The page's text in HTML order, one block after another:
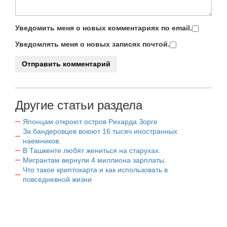
Уведомить меня о новых комментариях по email.
Уведомлять меня о новых записях почтой.
Другие статьи раздела
Японцам откроют остров Рихарда Зорге
За бандеровцев воюют 16 тысяч иностранных
наемников.
В Ташкенте любят жениться на старухах.
Мигрантам вернули 4 миллиона зарплаты.
Что такое криптокарта и как использовать в
повседневной жизни